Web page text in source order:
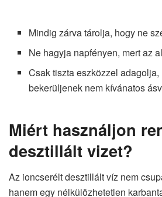
Mindig zárva tárolja, hogy ne
Ne hagyja napfényen, mert az
Csak tiszta eszközzel
bekerüljenek nem kívánatos
Miért használjon
desztillált vizet?
Az ioncserélt desztillált víz nem
hanem egy nélkülözhetetlen